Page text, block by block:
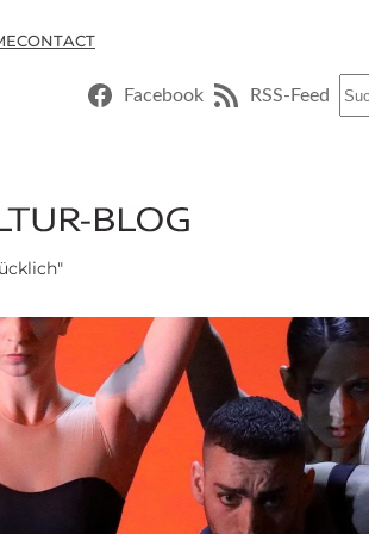
CONTACT
Facebook RSS-Feed